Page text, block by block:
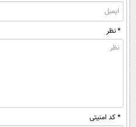
* نظر
* کد امنیتی